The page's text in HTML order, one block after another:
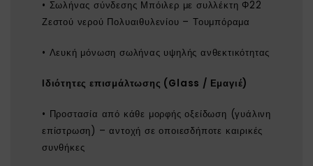
• Σωλήνας σύνδεσης Μπόιλερ με συλλέκτη Φ22
Ζεστού νερού Πολυαιθυλενίου – Τουμπόραμα
• Λευκή μόνωση σωλήνας υψηλής ανθεκτικότητας
Ιδιότητες επισμάλτωσης (Glass / Εμαγιέ)
• Προστασία από κάθε μορφής οξείδωση (γυάλινη
επίστρωση) – αντοχή σε οποιεσδήποτε καιρικές
συνθήκες